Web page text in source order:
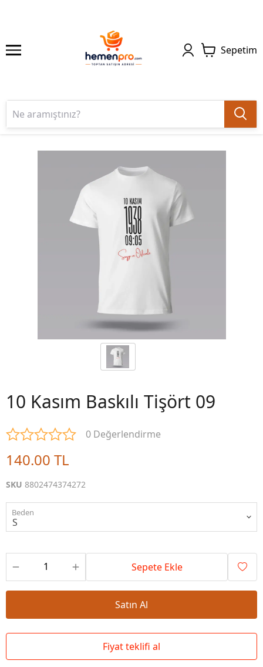
Sepetim
10 Kasım Baskılı Tişört 09
0 Değerlendirme
140.00 TL
SKU 8802474374272
Beden
Sepete Ekle
Satın Al
Fiyat teklifi al